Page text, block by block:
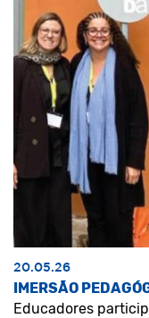
20.05.26
IMERSÃO
Educadores